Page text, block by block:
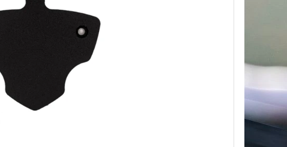
METALL TROPHÄENPLATTE REH –
PATRONENHALTER & BERGSILHOUETTE